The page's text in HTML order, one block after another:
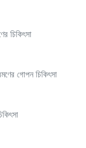
চিকিৎসা
গোপন চিকিৎসা